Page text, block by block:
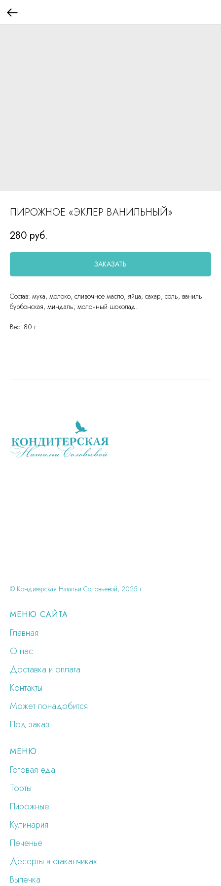
ПИРОЖНОЕ «ЭКЛЕР ВАНИЛЬНЫЙ»
280 руб.
ЗАКАЗАТЬ
Состав: мука, молоко, сливочное масло, яйца, сахар, соль, ваниль
бурбонская, миндаль, молочный шоколад.
Вес: 80 г
© Кондитерская Натальи Соловьевой, 2025 г.
МЕНЮ САЙТА
Главная
О нас
Доставка и оплата
Контакты
Может понадобится
Под заказ
МЕНЮ
Готовая еда
Торты
Пирожные
Кулинария
Печенье
Десерты в стаканчиках
Выпечка